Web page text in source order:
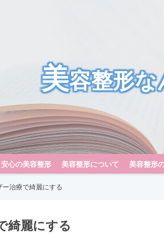
美容整形
安心の美容整形 美容整形について 美容整形
治療で綺麗にする
綺麗にする